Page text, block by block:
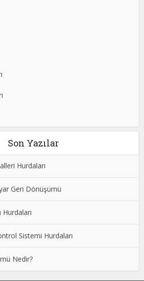
Son Yazılar
Hurdaları
Geri Dönüşümü
Sistemi Hurdaları
Nedir?